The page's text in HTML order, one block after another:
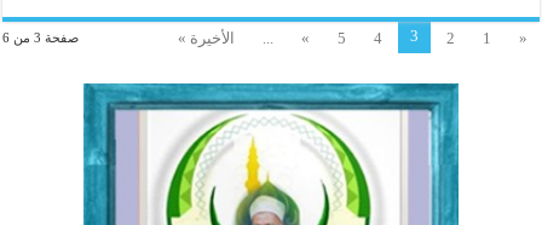
صفحة 3 من 6 «
1
2
3
4
5
»
... الأخيرة »